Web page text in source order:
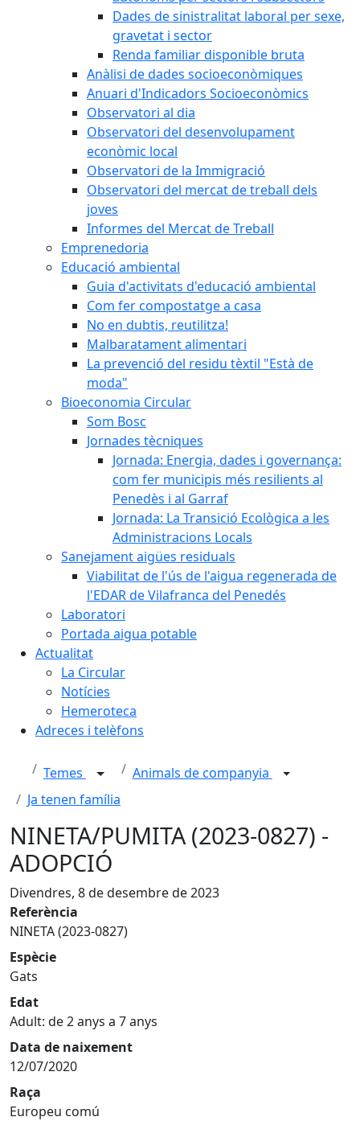
Dades de sinistralitat laboral per sexe,
gravetat i sector
Renda familiar disponible bruta
Anàlisi de dades socioeconòmiques
Anuari d'Indicadors Socioeconòmics
Observatori al dia
Observatori del desenvolupament
econòmic local
Observatori de la Immigració
Observatori del mercat de treball dels
joves
Informes del Mercat de Treball
Emprenedoria
Educació ambiental
Guia d'activitats d'educació ambiental
Com fer compostatge a casa
No en dubtis, reutilitza!
Malbaratament alimentari
La prevenció del residu tèxtil "Està de
moda"
Bioeconomia Circular
Som Bosc
Jornades tècniques
Jornada: Energia, dades i governança:
com fer municipis més resilients al
Penedès i al Garraf
Jornada: La Transició Ecològica a les
Administracions Locals
Sanejament aigües residuals
Viabilitat de l'ús de l'aigua regenerada de
l'EDAR de Vilafranca del Penedés
Laboratori
Portada aigua potable
Actualitat
La Circular
Notícies
Hemeroteca
Adreces i telèfons
Temes
Animals de companyia
Ja tenen família
NINETA/PUMITA (2023-0827) -
ADOPCIÓ
Divendres, 8 de desembre de 2023
Referència
NINETA (2023-0827)
Espècie
Gats
Edat
Adult: de 2 anys a 7 anys
Data de naixement
12/07/2020
Raça
Europeu comú